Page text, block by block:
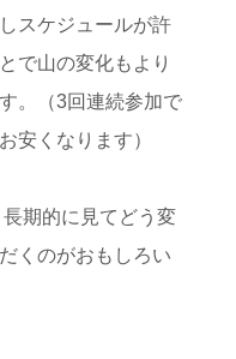
スケジュールが許
で山の変化もより
。（3回連続参加で
安くなります）
期的に見てどう変
くのがおもしろい